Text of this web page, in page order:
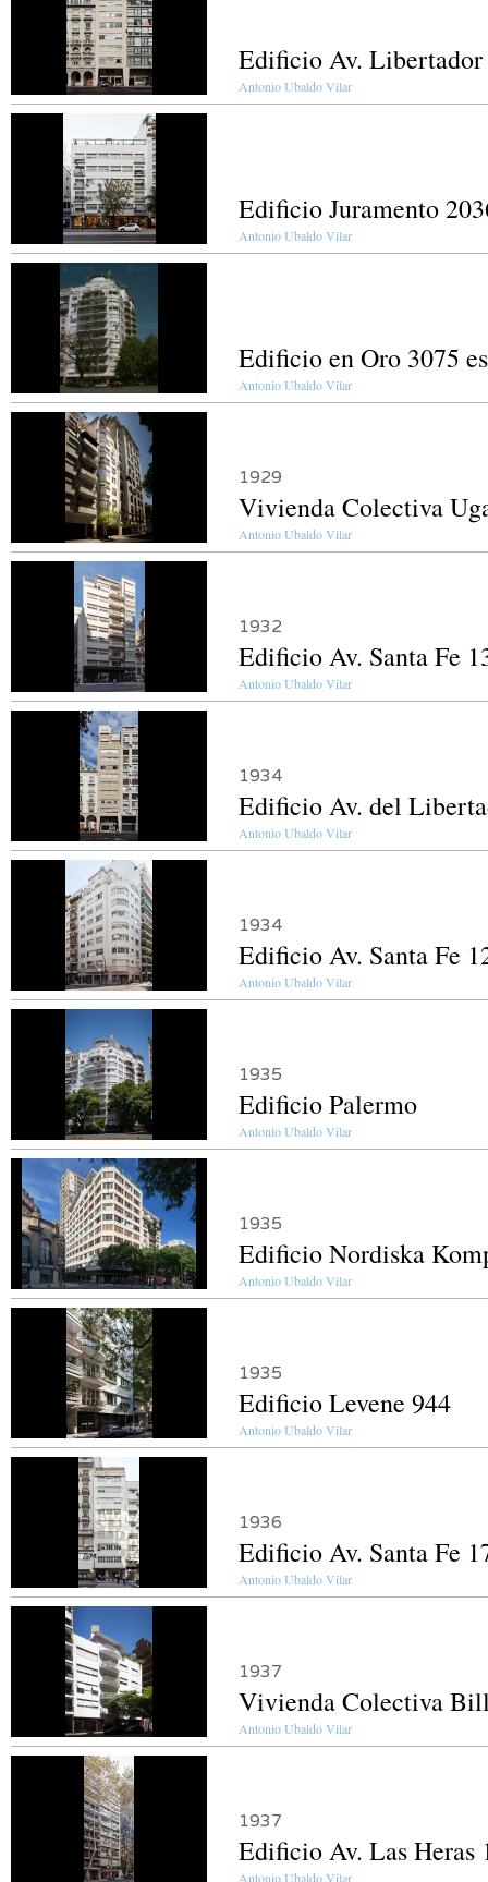
Edificio Av. Libertador
Antonio Ubaldo Vilar
Edificio Juramento
Antonio Ubaldo Vilar
Edificio en Oro 3075
Antonio Ubaldo Vilar
1929
Vivienda Colectiva
Antonio Ubaldo Vilar
1932
Edificio Av. Santa Fe
Antonio Ubaldo Vilar
1934
Edificio Av. del
Antonio Ubaldo Vilar
1934
Edificio Av. Santa Fe
Antonio Ubaldo Vilar
1935
Edificio Palermo
Antonio Ubaldo Vilar
1935
Edificio Nordiska
Antonio Ubaldo Vilar
1935
Edificio Levene 944
Antonio Ubaldo Vilar
1936
Edificio Av. Santa Fe
Antonio Ubaldo Vilar
1937
Vivienda Colectiva
Antonio Ubaldo Vilar
1937
Edificio Av. Las Heras
Antonio Ubaldo Vilar